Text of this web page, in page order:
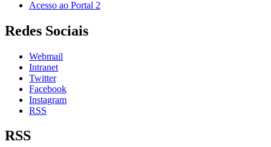
Acesso ao Portal 2
Redes Sociais
Webmail
Intranet
Twitter
Facebook
Instagram
RSS
RSS